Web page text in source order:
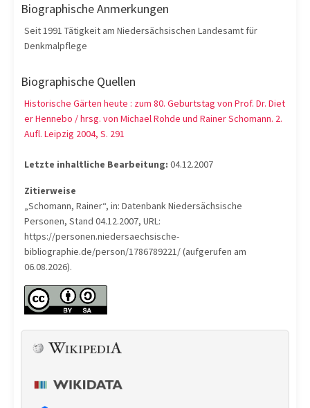
Biographische Anmerkungen
Seit 1991 Tätigkeit am Niedersächsischen Landesamt für
Denkmalpflege
Biographische Quellen
Historische Gärten heute : zum 80. Geburtstag von Prof. Dr. Diet
er Hennebo / hrsg. von Michael Rohde und Rainer Schomann. 2.
Aufl. Leipzig 2004, S. 291
Letzte inhaltliche Bearbeitung: 04.12.2007
Zitierweise
„Schomann, Rainer“, in: Datenbank Niedersächsische
Personen, Stand 04.12.2007, URL:
https://personen.niedersaechsische-
bibliographie.de/person/1786789221/ (aufgerufen am
06.08.2026).